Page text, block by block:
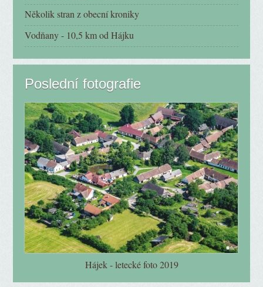
Několik stran z obecní kroniky
Vodňany - 10,5 km od Hájku
Poslední fotografie
Hájek - letecké foto 2019